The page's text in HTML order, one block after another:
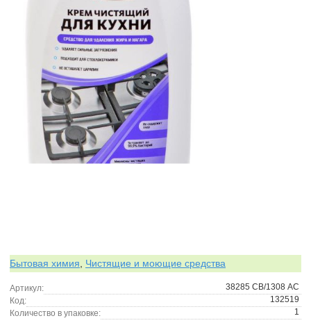
Бытовая химия Чистящие и моющие средства
Артикул:
38285 СВ/1308 АС
Код:
132519
Количество в упаковке:
1